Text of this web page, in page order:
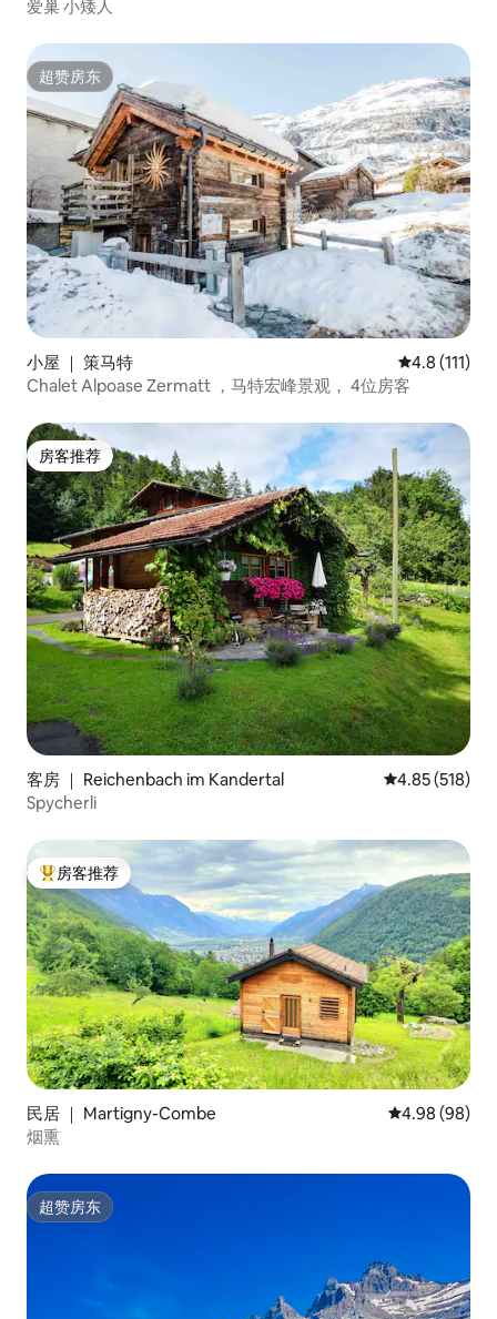
爱巢 小矮人
超赞房东
超赞房东
小屋 ｜ 策马特 平均评分 4.8
4.8 (111)
Chalet Alpoase Zermatt ，马特宏峰景观， 4位房客
房客推荐
房客推荐
客房 ｜ Reichenbach im Kandertal 平均评分 4.85
4.85 (518)
Spycherli
热门「房客推荐」
房客推荐
民居 ｜ Martigny-Combe 平均评分 4.98
4.98 (98)
烟熏
超赞房东
超赞房东